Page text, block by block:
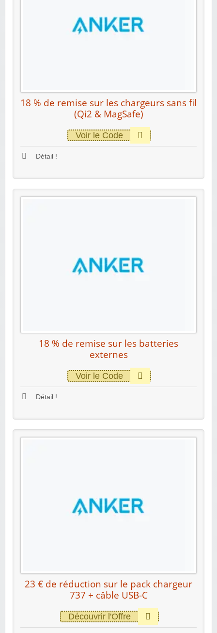
18 % de remise sur les chargeurs sans fil
(Qi2 & MagSafe)
Voir le Code
Détail !
18 % de remise sur les batteries
externes
Voir le Code
Détail !
23 € de réduction sur le pack chargeur
737 + câble USB-C
Découvrir l'Offre